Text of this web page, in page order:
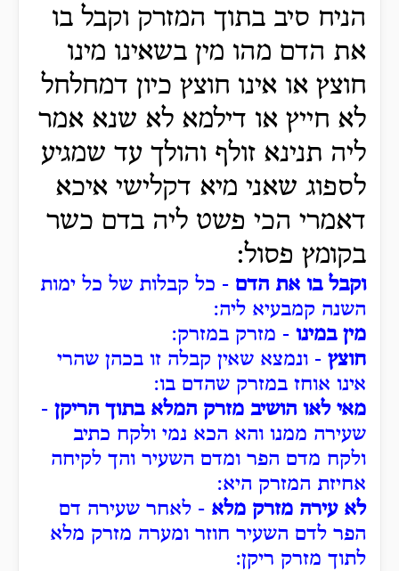
הניח סיב בתוך המזרק וקבל בו
את הדם מהו מין בשאינו מינו
חוצץ או אינו חוצץ כיון דמחלחל
לא חייץ או דילמא לא שנא אמר
ליה תנינא זולף והולך עד שמגיע
לספוג שאני מיא דקלישי איכא
דאמרי הכי פשט ליה בדם כשר
בקומץ פסול:
וקבל בו את הדם - כל קבלות של כל ימות
השנה קמבעיא ליה:
מין במינו - מזרק במזרק:
חוצץ - ונמצא שאין קבלה זו בכהן שהרי
אינו אוחז במזרק שהדם בו:
מאי לאו הושיב מזרק המלא בתוך הריקן -
שעירה ממנו והא הכא נמי ולקח כתיב
ולקח מדם הפר ומדם השעיר והך לקיחה
אחיזת המזרק היא:
לא עירה מזרק מלא - לאחר שעירה דם
הפר לדם השעיר חוזר ומערה מזרק מלא
לתוך מזרק ריקן: